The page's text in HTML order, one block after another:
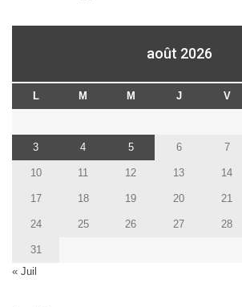
août 2026
L M M J V
3 4 5 6 7
10 11 12 13 14
17 18 19 20 21
24 25 26 27 28
31
« Juil